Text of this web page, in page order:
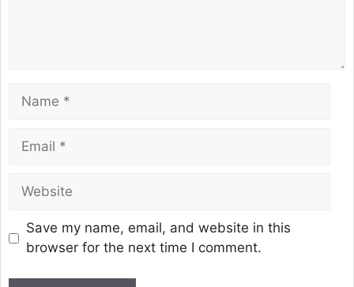
Save my name, email, and website in this
browser for the next time I comment.